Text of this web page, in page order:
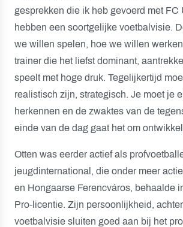
gesprekken die ik heb gevoerd met FC
hebben een soortgelijke voetbalvisie.
we willen spelen, hoe we willen
trainer die het liefst dominant,
speelt met hoge druk. Tegelijkertijd
realistisch zijn, strategisch. Je moet je
herkennen en de zwaktes van de
einde van de dag gaat het om
Otten was eerder actief als
jeugdinternational, die onder meer
en Hongaarse Ferencváros, behaalde
Pro-licentie. Zijn persoonlijkheid,
voetbalvisie sluiten goed aan bij het